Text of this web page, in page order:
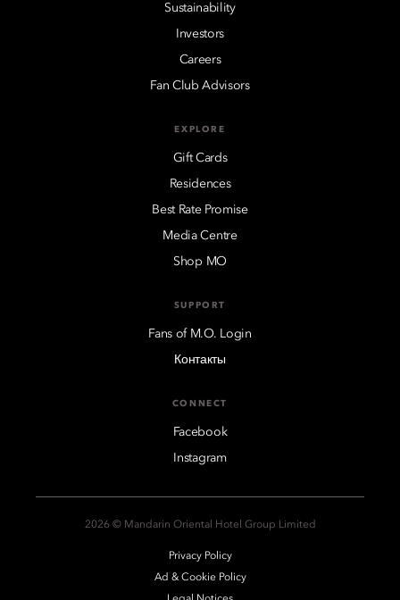
Sustainability
Investors
Careers
Fan Club Advisors
EXPLORE
Gift Cards
Residences
Best Rate Promise
Media Centre
Shop MO
SUPPORT
Fans of M.O. Login
Контакты
CONNECT
Facebook
Instagram
2026 © Mandarin Oriental Hotel Group Limited
Privacy Policy
Ad & Cookie Policy